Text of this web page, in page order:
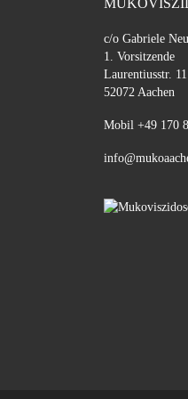
c/o Gabriele
1. Vorsitzende
Laurentiusstr. 11
52072 Aachen
Mobil +49 170